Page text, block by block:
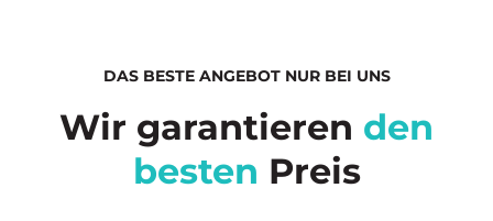
DAS BESTE ANGEBOT NUR BEI UNS
Wir garantieren den
besten Preis